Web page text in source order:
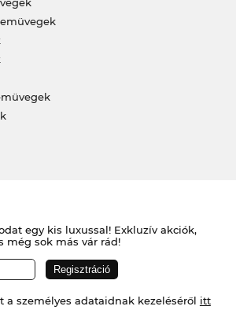
egy kis luxussal! Exkluzív akciók,
még sok más vár rád!
a személyes adataidnak kezeléséről itt